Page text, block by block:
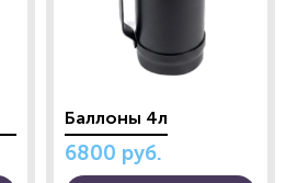
Баллоны 4л
6800 руб.